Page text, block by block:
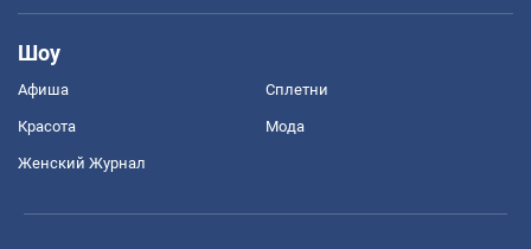
Шоу
Афиша Сплетни
Красота Мода
Женский Журнал